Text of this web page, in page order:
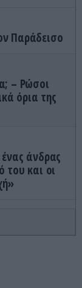
Παράδεισο
– Ρώσοι
όρια της
άνδρας
του και οι
από το